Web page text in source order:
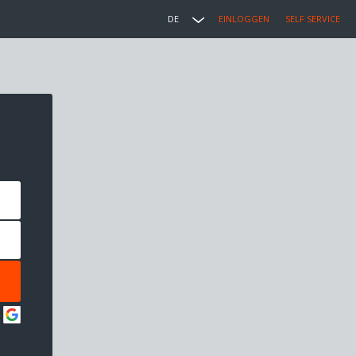
DE EINLOGGEN SELF SERVICE